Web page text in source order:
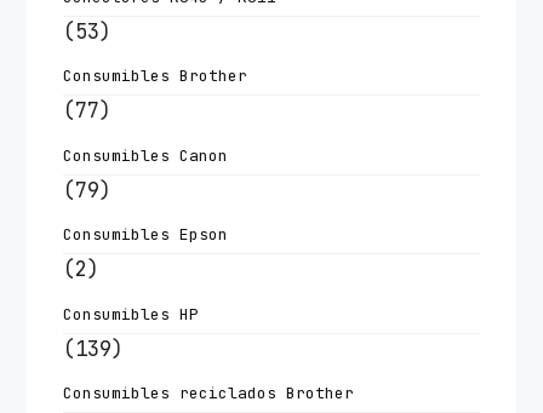
(53)
Consumibles Brother
(77)
Consumibles Canon
(79)
Consumibles Epson
(2)
Consumibles HP
(139)
Consumibles reciclados Brother